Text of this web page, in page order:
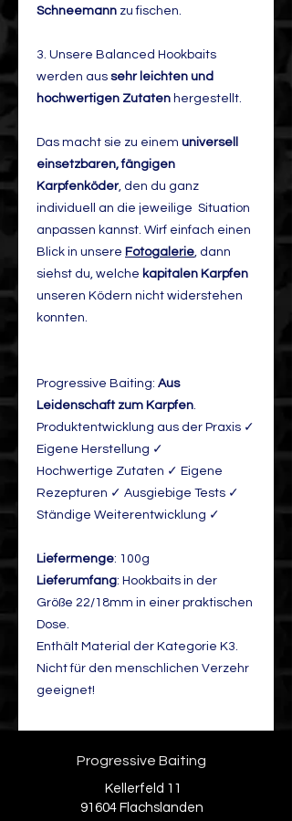
Schneemann zu fischen.
3. Unsere Balanced Hookbaits
werden aus sehr leichten und
hochwertigen Zutaten hergestellt.
Das macht sie zu einem universell
einsetzbaren, fängigen
Karpfenköder, den du ganz
individuell an die jeweilige Situation
anpassen kannst. Wirf einfach einen
Blick in unsere Fotogalerie, dann
siehst du, welche kapitalen Karpfen
unseren Ködern nicht widerstehen
konnten.
Progressive Baiting: Aus
Leidenschaft zum Karpfen.
Produktentwicklung aus der Praxis ✓
Eigene Herstellung ✓
Hochwertige Zutaten ✓ Eigene
Rezepturen ✓ Ausgiebige Tests ✓
Ständige Weiterentwicklung ✓
Liefermenge: 100g
Lieferumfang: Hookbaits in der
Größe 22/18mm in einer praktischen
Dose.
Enthält Material der Kategorie K3.
Nicht für den menschlichen Verzehr
geeignet!
Progressive Baiting
Kellerfeld 11
91604 Flachslanden